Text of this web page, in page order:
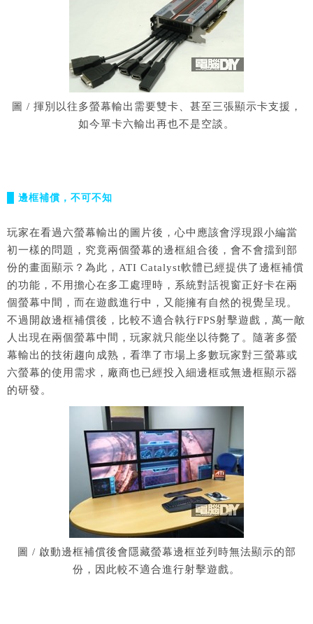
圖 / 揮別以往多螢幕輸出需要雙卡、甚至三張顯示卡支援，
如今單卡六輸出再也不是空談。
█ 邊框補償，不可不知
玩家在看過六螢幕輸出的圖片後，心中應該會浮現跟小編當
初一樣的問題，究竟兩個螢幕的邊框組合後，會不會擋到部
份的畫面顯示？為此，ATI Catalyst軟體已經提供了邊框補償
的功能，不用擔心在多工處理時，系統對話視窗正好卡在兩
個螢幕中間，而在遊戲進行中，又能擁有自然的視覺呈現。
不過開啟邊框補償後，比較不適合執行FPS射擊遊戲，萬一敵
人出現在兩個螢幕中間，玩家就只能坐以待斃了。隨著多螢
幕輸出的技術趨向成熟，看準了市場上多數玩家對三螢幕或
六螢幕的使用需求，廠商也已經投入細邊框或無邊框顯示器
的研發。
圖 / 啟動邊框補償後會隱藏螢幕邊框並列時無法顯示的部
份，因此較不適合進行射擊遊戲。